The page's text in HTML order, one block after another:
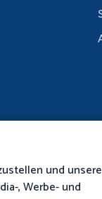
und
, Werbe- und